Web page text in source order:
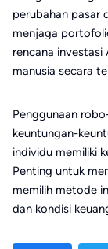
perubahan pasar
menjaga
rencana
manusia secara
Penggunaan
keuntungan-
individu memiliki
Penting untuk
memilih metode
dan kondisi